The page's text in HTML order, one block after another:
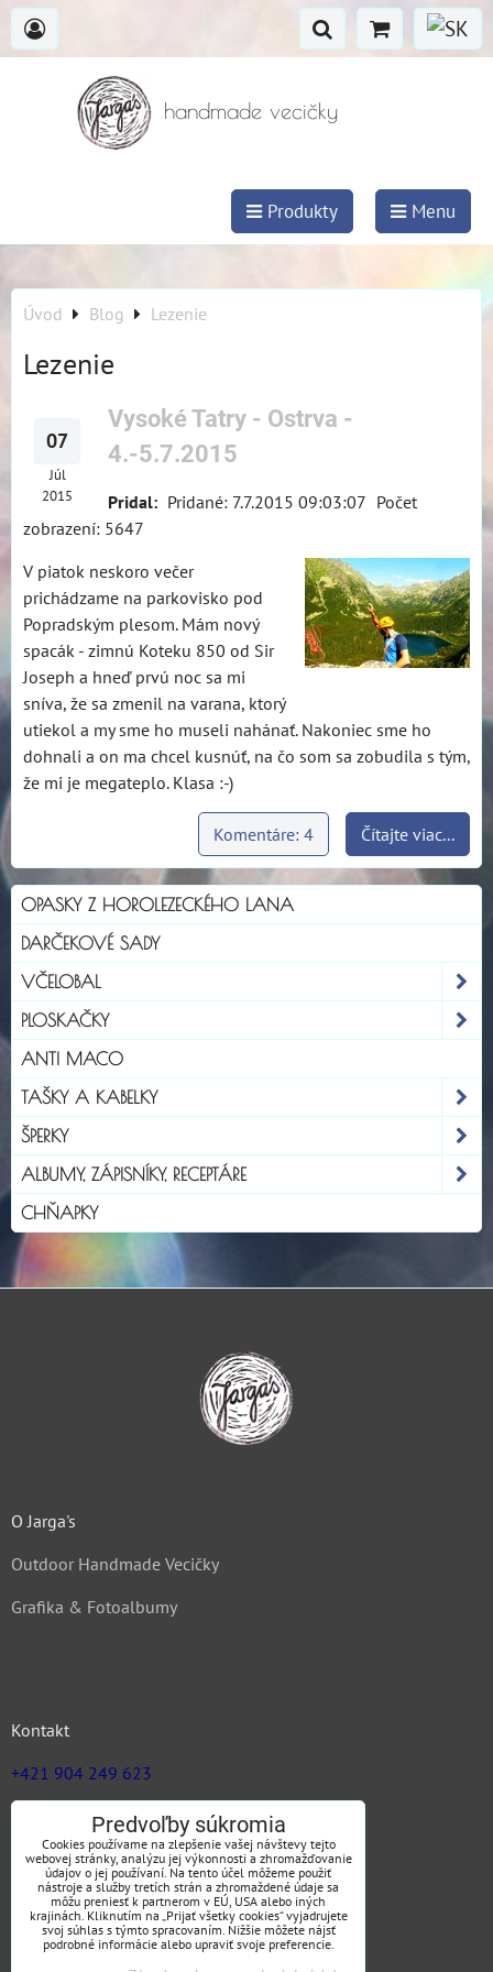
handmade vecičky
Produkty Menu
Úvod Blog Lezenie
Lezenie
07
Júl
2015
Vysoké Tatry - Ostrva -
4.-5.7.2015
Pridal: Pridané: 7.7.2015 09:03:07 Počet
zobrazení: 5647
V piatok neskoro večer
prichádzame na parkovisko pod
Popradským plesom. Mám nový
spacák - zimnú Koteku 850 od Sir
Joseph a hneď prvú noc sa mi
sníva, že sa zmenil na varana, ktorý
utiekol a my sme ho museli nahánať. Nakoniec sme ho
dohnali a on ma chcel kusnúť, na čo som sa zobudila s tým,
že mi je megateplo. Klasa :-)
Čítajte viac...
Komentáre: 4
OPASKY Z HOROLEZECKÉHO LANA
DARČEKOVÉ SADY
VČELOBAL
PLOSKAČKY
ANTI MACO
TAŠKY A KABELKY
ŠPERKY
ALBUMY, ZÁPISNÍKY, RECEPTÁRE
CHŇAPKY
O Jarga's
Outdoor Handmade Vecičky
Grafika & Fotoalbumy
Kontakt
+421 904 249 623
zuz@jargas.sk
Obchodné podmienky
Predvoľby súkromia
Cookies používame na zlepšenie vašej návštevy tejto
webovej stránky, analýzu jej výkonnosti a zhromažďovanie
údajov o jej používaní. Na tento účel môžeme použiť
nástroje a služby tretích strán a zhromaždené údaje sa
môžu preniesť k partnerom v EÚ, USA alebo iných
krajinách. Kliknutím na „Prijať všetky cookies“ vyjadrujete
svoj súhlas s týmto spracovaním. Nižšie môžete nájsť
podrobné informácie alebo upraviť svoje preferencie.